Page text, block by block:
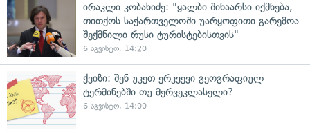
ირაკლი კობახიძე: "ყალბი შინაარსი იქმნება,
თითქოს საქართველოში უარყოფითი გარემოა
შექმნილი რუსი ტურისტებისთვის"
6 აგვისტო, 14:20
ქვიზი: შენ უკეთ ერკვევი გეოგრაფიულ
ტერმინებში თუ მერვეკლასელი?
6 აგვისტო, 14:00